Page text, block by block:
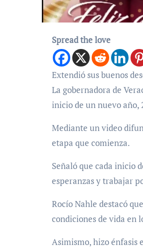
Spread the love
Extendió sus buenos
La gobernadora de
inicio de un nuevo año,
Mediante un video
etapa que comienza.
Señaló que cada inicio
esperanzas y trabajar
Rocío Nahle destacó
condiciones de vida en
Asimismo, hizo énfasis